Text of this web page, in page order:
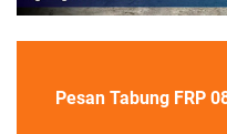
Pesan Tabung FRP